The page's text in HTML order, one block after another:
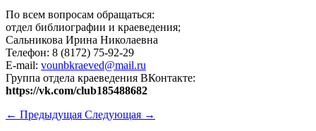
По всем вопросам обращаться:
отдел библиографии и краеведения;
Сальникова Ирина Николаевна
Телефон: 8 (8172) 75-92-29
E-mail: vounbkraeved@mail.ru
Группа отдела краеведения ВКонтакте:
https://vk.com/club185488682
← Предыдущая Следующая →